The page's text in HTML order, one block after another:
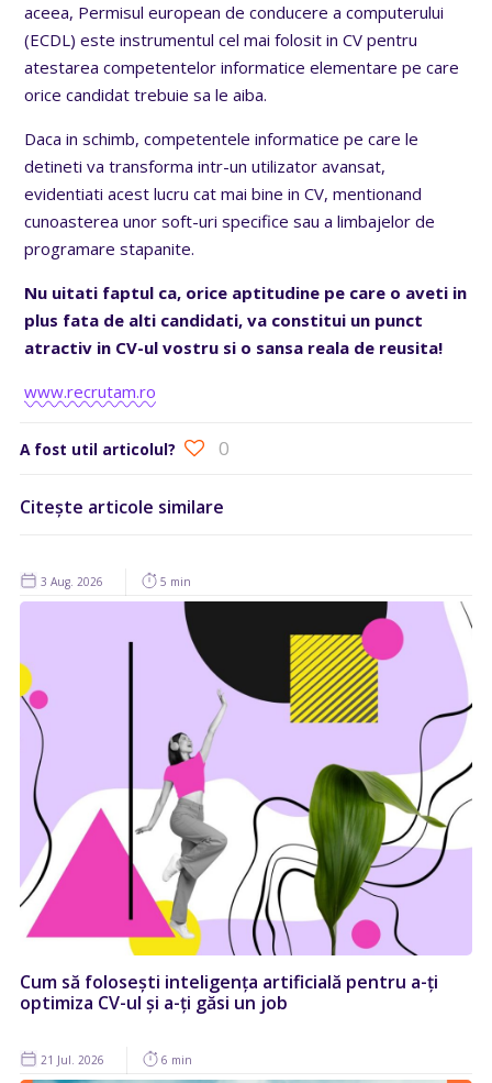
aceea, Permisul european de conducere a computerului
(ECDL) este instrumentul cel mai folosit in CV pentru
atestarea competentelor informatice elementare pe care
orice candidat trebuie sa le aiba.
Daca in schimb, competentele informatice pe care le
detineti va transforma intr-un utilizator avansat,
evidentiati acest lucru cat mai bine in CV, mentionand
cunoasterea unor soft-uri specifice sau a limbajelor de
programare stapanite.
Nu uitati faptul ca, orice aptitudine pe care o aveti in
plus fata de alti candidati, va constitui un punct
atractiv in CV-ul vostru si o sansa reala de reusita!
www.recrutam.ro
A fost util articolul? 0
Citește articole similare
3 Aug. 2026 5 min
Cum să folosești inteligența artificială pentru a-ți
optimiza CV-ul și a-ți găsi un job
21 Jul. 2026 6 min